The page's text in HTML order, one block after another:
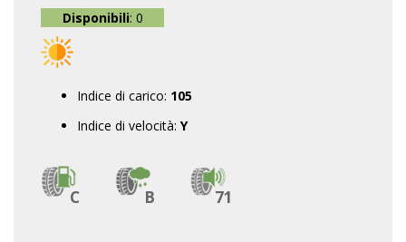
Disponibili: 0
Indice di carico: 105
Indice di velocità: Y
C B 71